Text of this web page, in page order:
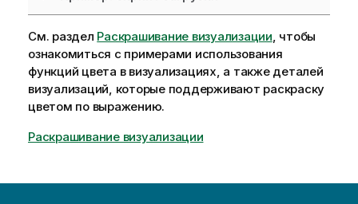
См. раздел Раскрашивание визуализации , чтобы
ознакомиться с примерами использования
функций цвета в визуализациях, а также деталей
визуализаций, которые поддерживают раскраску
цветом по выражению.
Раскрашивание визуализации